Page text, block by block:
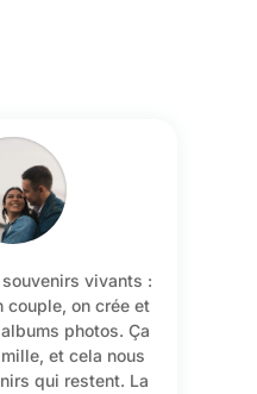
vivants :
on crée et
photos. Ça
et cela nous
qui restent. La